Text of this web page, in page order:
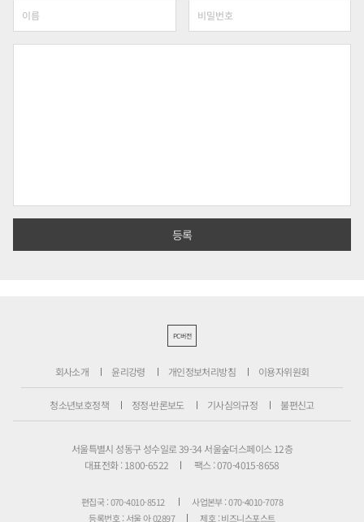
PC버전
회사소개 윤리강령 개인정보처리방침 이용자위원회
청소년보호정책 정정·반론보도 기사심의규정 불편신고
서울특별시 성동구 성수일로 39-34 서울숲더스페이스 12층
대표전화 : 1800-6522
팩스 : 070-4015-8658
편집국 : 070-4010-8512
사업본부 : 070-4010-7078
등록번호 : 서울 아 02897
제호 : 비즈니스포스트